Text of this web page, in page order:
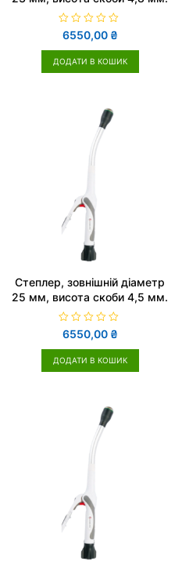
О
ц
і
н
6550,00 ₴
ДОДАТИ В КОШИК
Cтеплер, зовнішній діаметр
25 мм, висота скоби 4,5 мм.
О
ц
і
н
6550,00 ₴
ДОДАТИ В КОШИК